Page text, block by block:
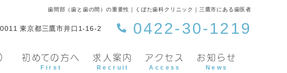
歯間部（歯と歯の間）の重要性｜くぼた歯科クリニック｜三鷹市にある歯医者
東京都三鷹市井口1-16-2 0422-30-1219
初めての方へ
First
求人案内
Recruit
アクセス
Access
お知らせ
News